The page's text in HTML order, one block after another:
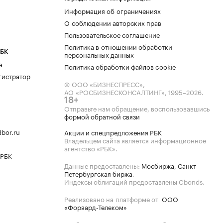
Информация об ограничениях
О соблюдении авторских прав
Пользовательское соглашение
Политика в отношении обработки
персональных данных
Политика обработки файлов cookie
© ООО «БИЗНЕСПРЕСС»,
АО «РОСБИЗНЕСКОНСАЛТИНГ», 1995–2026.
18+
Отправьте нам обращение, воспользовавшись
формой обратной связи
Акции и спецпредложения РБК
Владельцем сайта является информационное
агентство «РБК».
Данные предоставлены: Мосбиржа, Санкт-
Петербургская биржа.
Индексы облигаций предоставлены Cbonds.
Реализовано на платформе от ООО
«Форвард-Телеком»